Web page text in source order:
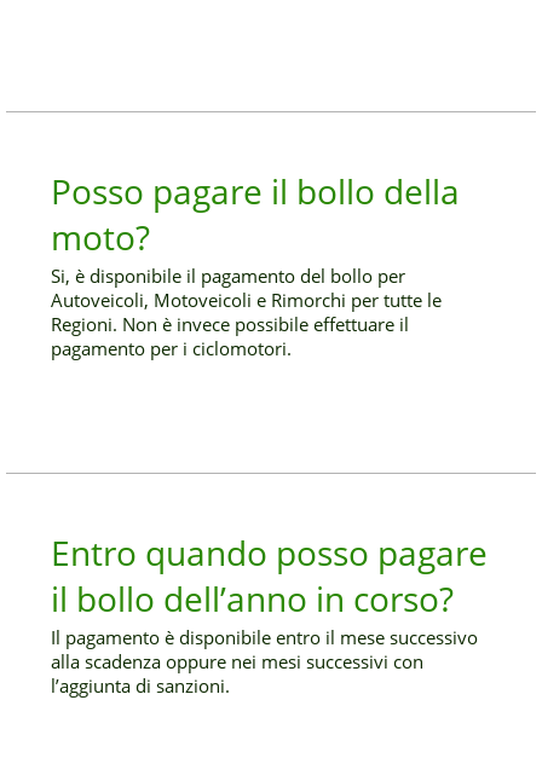
Posso pagare il bollo della
moto?
Si, è disponibile il pagamento del bollo per
Autoveicoli, Motoveicoli e Rimorchi per tutte le
Regioni. Non è invece possibile effettuare il
pagamento per i ciclomotori.
Entro quando posso pagare
il bollo dell’anno in corso?
Il pagamento è disponibile entro il mese successivo
alla scadenza oppure nei mesi successivi con
l’aggiunta di sanzioni.